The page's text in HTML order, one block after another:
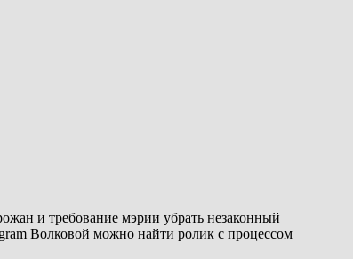
и требование мэрии убрать незаконный
Волковой можно найти ролик с процессом